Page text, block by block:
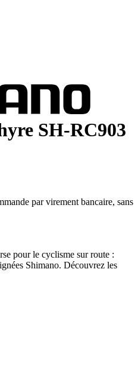
SH-RC903
par virement bancaire, sans
pour le cyclisme sur route :
Shimano. Découvrez les